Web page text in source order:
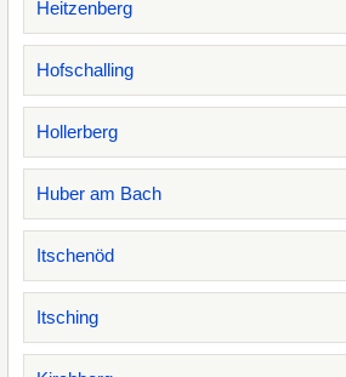
Heitzenberg
Hofschalling
Hollerberg
Huber am Bach
Itschenöd
Itsching